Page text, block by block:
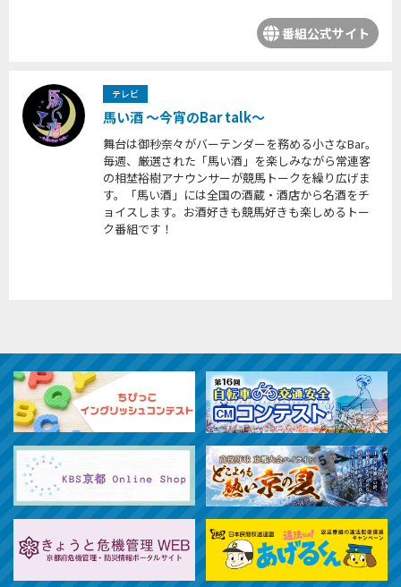
番組公式サイト
テレビ
馬い酒 ～今宵のBar talk～
舞台は御秒奈々がバーテンダーを務める小さなBar。
毎週、厳選された「馬い酒」を楽しみながら常連客
の相埜裕樹アナウンサーが競馬トークを繰り広げま
す。「馬い酒」には全国の酒蔵・酒店から名酒をチ
ョイスします。お酒好きも競馬好きも楽しめるトー
ク番組です！